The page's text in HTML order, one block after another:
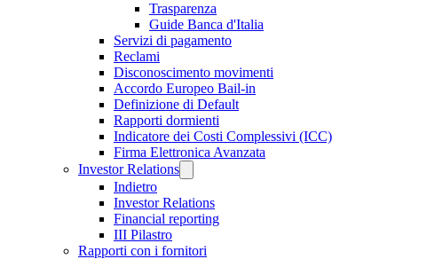
Trasparenza
Guide Banca d'Italia
Servizi di pagamento
Reclami
Disconoscimento movimenti
Accordo Europeo Bail-in
Definizione di Default
Rapporti dormienti
Indicatore dei Costi Complessivi (ICC)
Firma Elettronica Avanzata
Investor Relations
Indietro
Investor Relations
Financial reporting
III Pilastro
Rapporti con i fornitori